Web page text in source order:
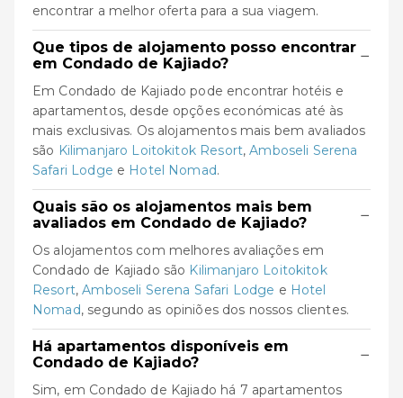
encontrar a melhor oferta para a sua viagem.
Que tipos de alojamento posso encontrar
em Condado de Kajiado?
−
Em Condado de Kajiado pode encontrar hotéis e
apartamentos, desde opções económicas até às
mais exclusivas. Os alojamentos mais bem avaliados
são Kilimanjaro Loitokitok Resort,Amboseli Serena
Safari Lodge e Hotel Nomad.
Quais são os alojamentos mais bem
avaliados em Condado de Kajiado?
−
Os alojamentos com melhores avaliações em
Condado de Kajiado são Kilimanjaro Loitokitok
Resort,Amboseli Serena Safari Lodge e Hotel
Nomad, segundo as opiniões dos nossos clientes.
Há apartamentos disponíveis em
Condado de Kajiado?
−
Sim, em Condado de Kajiado há 7 apartamentos